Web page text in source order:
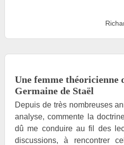
Une femme théoricienne
Germaine de Staël
Depuis de très nombreuses
analyse, commente la
dû me conduire au fil des
discussions, à rencontrer